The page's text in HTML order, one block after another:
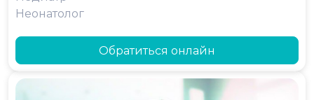
Неонатолог
Обратиться онлайн